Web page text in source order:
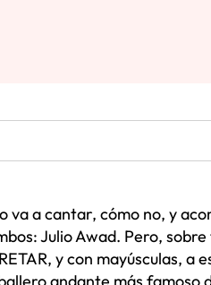
va a cantar, cómo no, y
Julio Awad. Pero,
y con mayúsculas, a
andante más famoso